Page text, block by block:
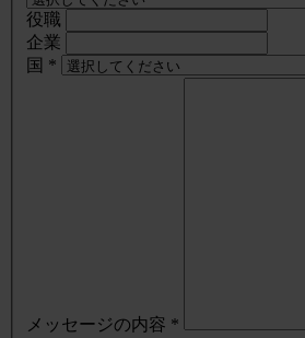
役職
企業
国 *
メッセージの内容 *